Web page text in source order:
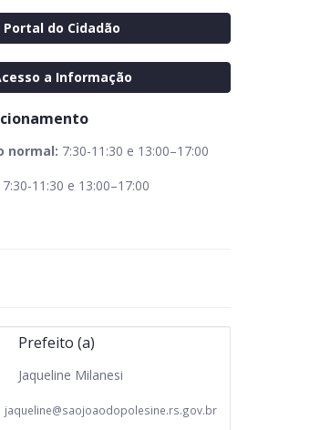
Portal do Cidadão
a Informação
normal: 7:30-11:30 e 13:00–17:00
7:30-11:30 e 13:00–17:00
Prefeito (a)
Jaqueline Milanesi
jaqueline@saojoaodopolesine.rs.gov.br